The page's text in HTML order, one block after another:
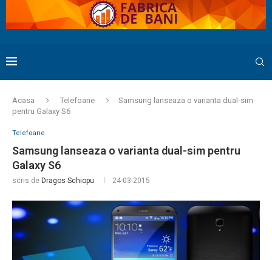
Acasa Telefoane
Samsung lanseaza o varianta dual-sim
pentru Galaxy S6
Telefoane
Samsung lanseaza o varianta dual-sim pentru
Galaxy S6
scris de Dragos Schiopu 24-03-2015